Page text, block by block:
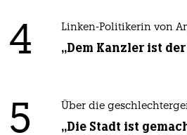
4 Linken-Politikerin von
„Dem Kanzler ist
5 Über die
„Die Stadt ist